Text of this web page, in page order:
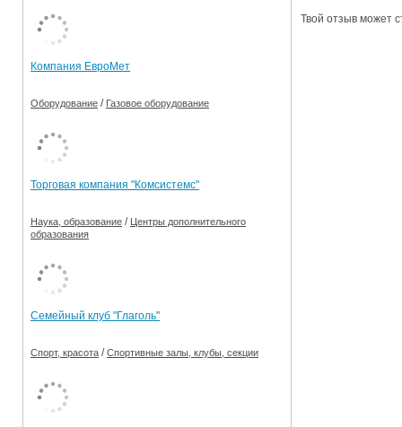
Твой отзыв может
Компания ЕвроМет
Оборудование / Газовое оборудование
Торговая компания "Комсистемс"
Наука, образование / Центры дополнительного
образования
Семейный клуб "Глаголь"
Спорт, красота /Спортивные залы, клубы, секции